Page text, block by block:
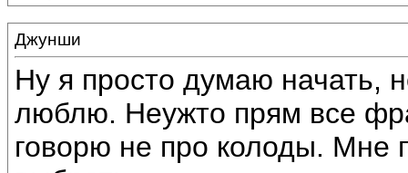
Джунши
Ну я просто думаю начать,
люблю. Неужто прям все
говорю не про колоды. Мне